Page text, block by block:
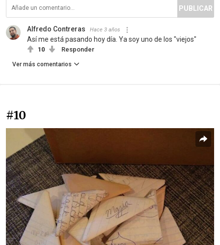
PUBLICAR
Alfredo Contreras Hace 3 años
Así me está pasando hoy día. Ya soy uno de los "viejos"
10 Responder
Ver más comentarios
#10